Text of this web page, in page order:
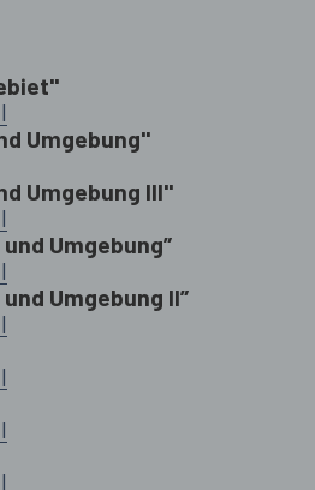
Umgebung"
Umgebung III"
Umgebung”
Umgebung II”